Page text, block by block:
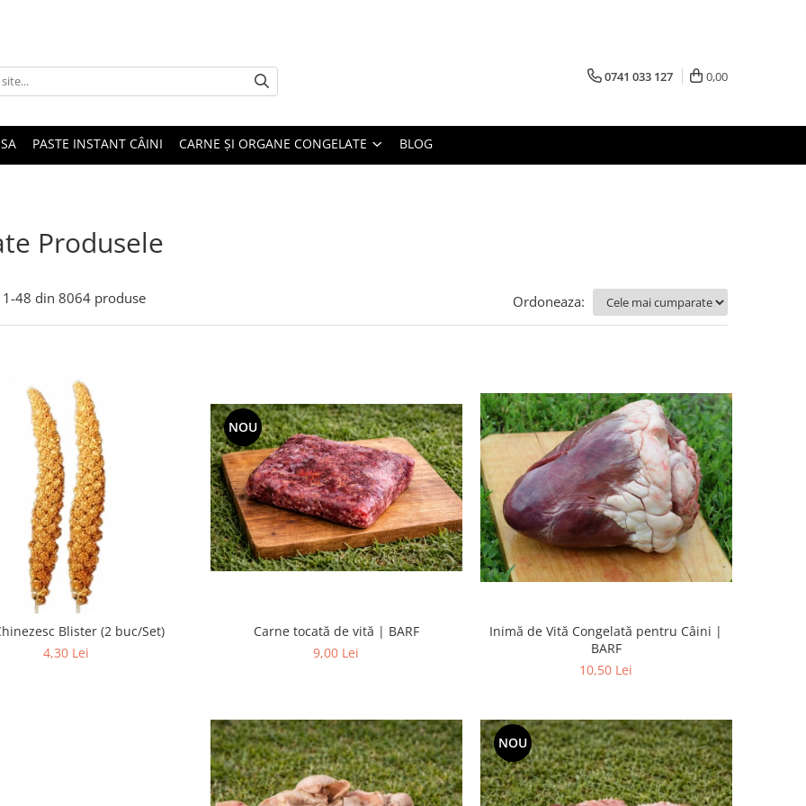
0741 033 127 0,00
PASTE INSTANT CÂINI CARNE ȘI ORGANE CONGELATE BLOG
Produsele
1-48 din 8064 produse Ordoneaza:
Blister (2 buc/Set)
4,30 Lei
NOU
Carne tocată de vită | BARF
9,00 Lei
Inimă de Vită Congelată pentru Câini |
BARF
10,50 Lei
NOU